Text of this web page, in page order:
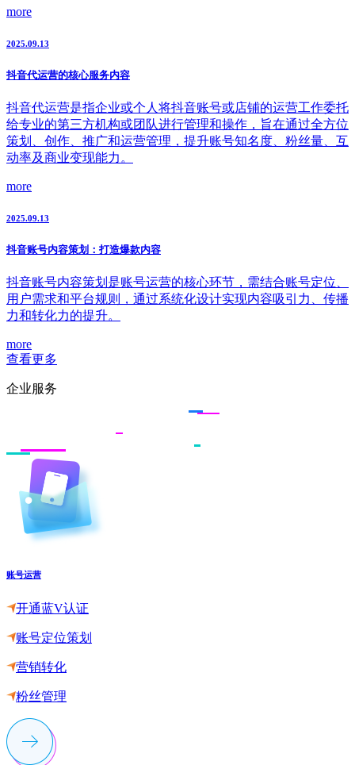
more
2025.09.13
抖音代运营的核心服务内容
抖音代运营是指企业或个人将抖音账号或店铺的运营工作委托
给专业的第三方机构或团队进行管理和操作，旨在通过全方位
策划、创作、推广和运营管理，提升账号知名度、粉丝量、互
动率及商业变现能力。
more
2025.09.13
抖音账号内容策划：打造爆款内容
抖音账号内容策划是账号运营的核心环节，需结合账号定位、
用户需求和平台规则，通过系统化设计实现内容吸引力、传播
力和转化力的提升。
more
查看更多
企业服务
账号运营
开通蓝V认证
账号定位策划
营销转化
粉丝管理